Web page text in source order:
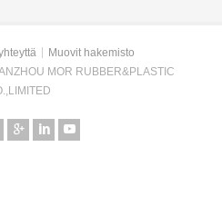
Muovit hakemisto
MOR RUBBER&PLASTIC